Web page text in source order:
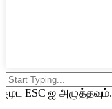
மூட ESC ஐ அழுத்தவும்.